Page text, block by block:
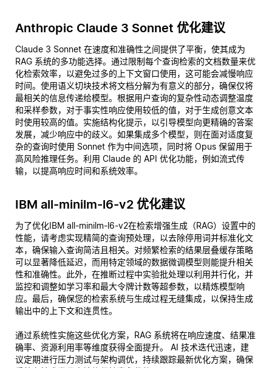
Anthropic Claude 3 Sonnet 优化建议
Claude 3 Sonnet 在速度和准确性之间提供了平衡，使其成为
RAG 系统的多功能选择。通过限制每个查询检索的文档数量来优
化检索效率，以避免过多的上下文窗口使用，这可能会减慢响应
时间。使用语义切块技术将文档分解为有意义的部分，确保仅将
最相关的信息传递给模型。根据用户查询的复杂性动态调整温度
和采样参数，对于事实性响应使用较低的值，对于生成创意文本
时使用较高的值。实施结构化提示，以引导模型向更精确的答案
发展，减少响应中的歧义。如果集成多个模型，则在面对适度复
杂的查询时使用 Sonnet 作为中间选项，同时将 Opus 保留用于
高风险推理任务。利用 Claude 的 API 优化功能，例如流式传
输，以提高响应时间和系统效率。
IBM all-minilm-l6-v2 优化建议
为了优化IBM all-minilm-l6-v2在检索增强生成（RAG）设置中的
性能，请考虑实现精简的查询预处理，以去除停用词并标准化文
本，确保输入查询简洁且相关。对频繁检索的结果层叠缓存策略
可以显著降低延迟，而用特定领域的数据微调模型则能提升相关
性和准确性。此外，在推断过程中实验批处理以利用并行化，并
监控和调整如学习率和最大令牌计数等超参数，以精炼模型响
应。最后，确保您的检索系统与生成过程无缝集成，以保持生成
输出中的上下文和连贯性。
通过系统性实施这些优化方案，RAG 系统将在响应速度、结果准
确率、资源利用率等维度获得全面提升。 AI 技术迭代迅速，建
议定期进行压力测试与架构调优，持续跟踪最新优化方案，确保